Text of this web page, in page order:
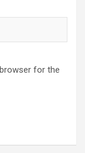
for the